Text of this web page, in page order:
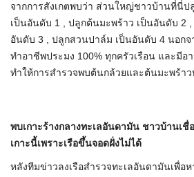
จากการสังเกตพบว่า ส่วนใหญ่ชาวบ้านที่นี่ป
เป็นอันดับ 1 , ปลูกต้นมะพร้าว เป็นอันดับ 2
อันดับ 3 , ปลูกสวนปาล์ม เป็นอันดับ 4 นอกจ
ทำอาชีพประมง 100% ทุกครัวเรือน และมีอ
ทำให้การสำรวจพบต้นกล้วยและต้นมะพร้า
พบเกาะร้างกลางทะเลอันดามัน ชาวบ้านเชื่
เกาะนี้เพราะเรือขึ้นจอดฝั่งไม่ได้
หลังทีมข่าวลงเรือสำรวจทะเลอันดามันเพื่อห